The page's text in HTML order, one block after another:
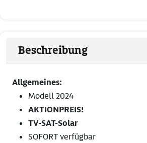
Beschreibung
Allgemeines:
Modell 2024
AKTIONPREIS!
TV-SAT-Solar
SOFORT verfügbar